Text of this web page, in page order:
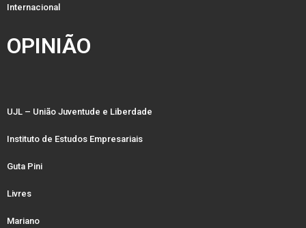
Internacional
OPINIÃO
UJL – União Juventude e Liberdade
Instituto de Estudos Empresariais
Guta Pini
Livres
Mariano